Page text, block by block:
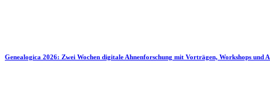
Genealogica 2026: Zwei Wochen digitale Ahnenforschung mit Vorträgen, Workshops und